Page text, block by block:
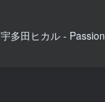
宇多田ヒカル -